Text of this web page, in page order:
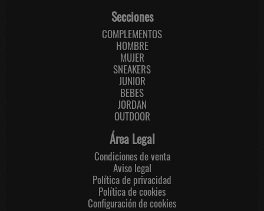
Secciones
COMPLEMENTOS
HOMBRE
MUJER
SNEAKERS
JUNIOR
BEBES
JORDAN
OUTDOOR
Área Legal
Condiciones de venta
Aviso legal
Política de privacidad
Política de cookies
Configuración de cookies